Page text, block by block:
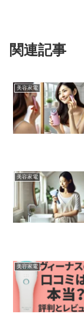
関連記事
美容家電
美容家電
美容家電